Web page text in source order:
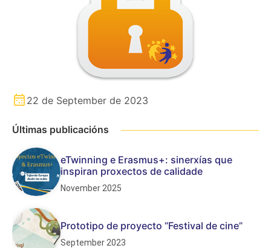
22 de September de 2023
Últimas publicacións
eTwinning e Erasmus+: sinerxías que
inspiran proxectos de calidade
November 2025
Prototipo de proyecto “Festival de cine”
September 2023